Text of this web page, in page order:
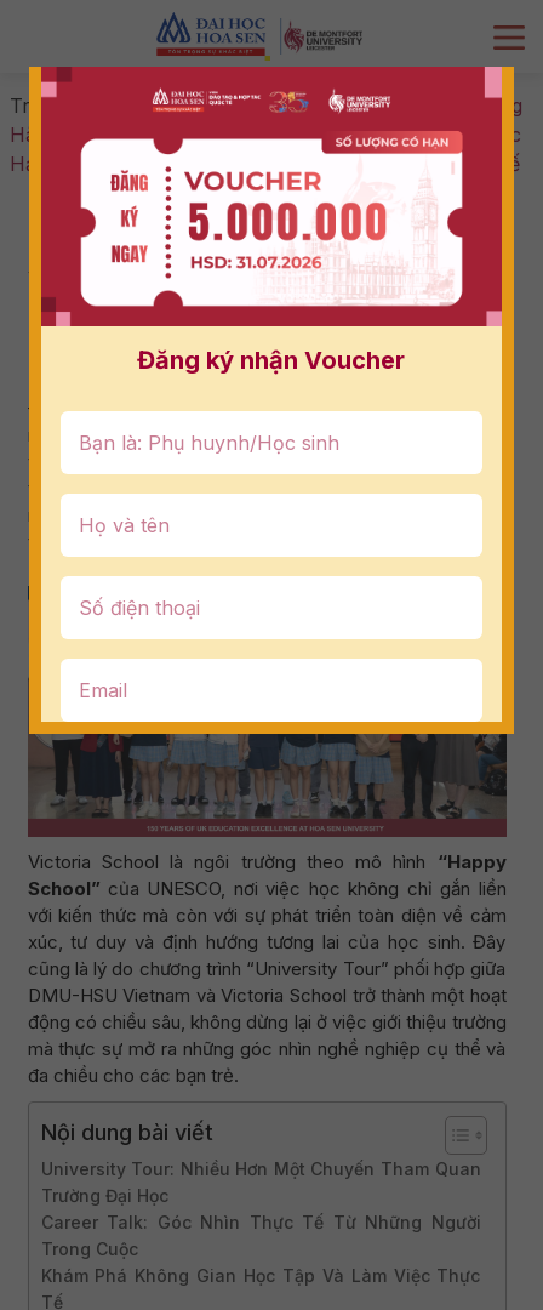
Trang chủ Chưa phân loại -DMU-HSU Vietnam Đồng
Hành Cùng Victoria School: Khi Học Sinh “Trường Học
Hạnh Phúc” Khám Phá Thế Giới Nghề Nghiệp Thực Tế
DMU-HSU Vietnam Đồng Hành Cùng
Victoria School: Khi Học Sinh “Trường
Học Hạnh Phúc” Khám Phá Thế Giới
Nghề Nghiệp Thực Tế
03/07/2026
Định hướng nghề nghiệp không nên chờ đến khi tốt
nghiệp đại học mà là triết lý mà cảDMU-HSU Vietnam
và
Victoria School
cùng chia sẻ và chính triết lý đó đã
tạo nên một chương trình“University Tour”đặc biệt
mang đến cho học sinh những trải nghiệm hướng nghiệp
thực chất ngay từ khi còn ngồi trên ghế nhà trường.
Victoria School là ngôi trường theo mô hình “Happy
School” của UNESCO, nơi việc học không chỉ gắn liền
với kiến thức mà còn với sự phát triển toàn diện về cảm
xúc, tư duy và định hướng tương lai của học sinh. Đây
cũng là lý do chương trình “University Tour” phối hợp giữa
DMU-HSU Vietnam và Victoria School trở thành một hoạt
động có chiều sâu, không dừng lại ở việc giới thiệu trường
mà thực sự mở ra những góc nhìn nghề nghiệp cụ thể và
đa chiều cho các bạn trẻ.
Nội dung bài viết
University Tour: Nhiều Hơn Một Chuyến Tham Quan
Trường Đại Học
Career Talk: Góc Nhìn Thực Tế Từ Những Người
Trong Cuộc
Khám Phá Không Gian Học Tập Và Làm Việc Thực
Tế
Đăng ký nhận Voucher